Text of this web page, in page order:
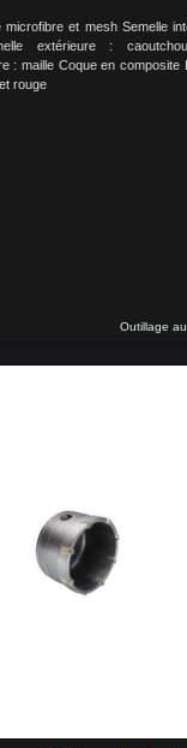
microfibre et mesh Semelle
extérieure :
: maille Coque en composite
rouge
Outillage